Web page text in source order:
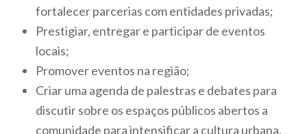
fortalecer parcerias com entidades privadas;
Prestigiar, entregar e participar de eventos
locais;
Promover eventos na região;
Criar uma agenda de palestras e debates para
discutir sobre os espaços públicos abertos a
comunidade para intensificar a cultura urbana.